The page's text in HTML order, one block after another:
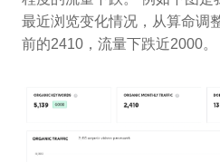
最近浏览变化情况，从算命调
前的2410，流量下跌近2000。